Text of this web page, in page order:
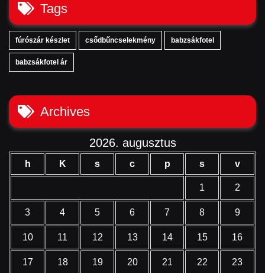
Tags
fúrószár készlet csődbűncselekmény babzsákfotel
babzsákfotel ár
Archives
2026. augusztus
h K s c p s v
1 2
3 4 5 6 7 8 9
10 11 12 13 14 15 16
17 18 19 20 21 22 23